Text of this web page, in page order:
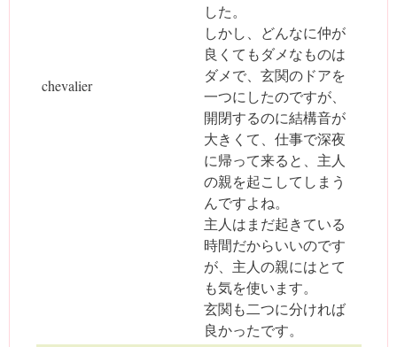
chevalier
した。
しかし、どんなに仲が
良くてもダメなものは
ダメで、玄関のドアを
一つにしたのですが、
開閉するのに結構音が
大きくて、仕事で深夜
に帰って来ると、主人
の親を起こしてしまう
んですよね。
主人はまだ起きている
時間だからいいのです
が、主人の親にはとて
も気を使います。
玄関も二つに分ければ
良かったです。